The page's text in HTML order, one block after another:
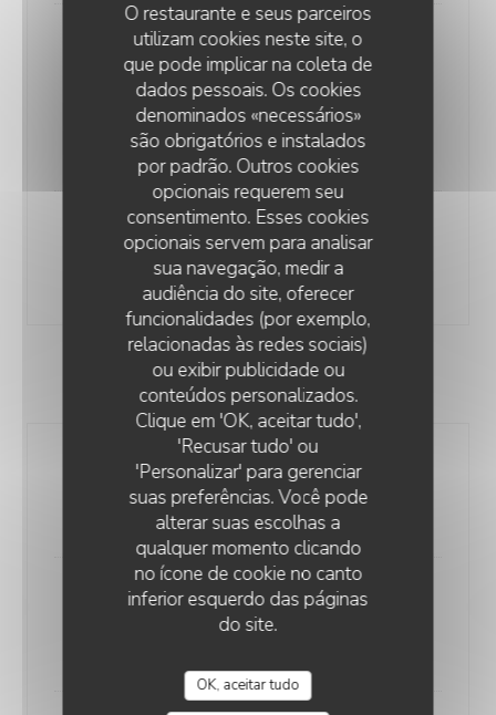
O restaurante e seus parceiros
utilizam cookies neste site, o
que pode implicar na coleta de
dados pessoais. Os cookies
denominados «necessários»
são obrigatórios e instalados
por padrão. Outros cookies
opcionais requerem seu
consentimento. Esses cookies
opcionais servem para analisar
sua navegação, medir a
audiência do site, oferecer
funcionalidades (por exemplo,
relacionadas às redes sociais)
ou exibir publicidade ou
conteúdos personalizados.
Clique em 'OK, aceitar tudo',
'Recusar tudo' ou
'Personalizar' para gerenciar
suas preferências. Você pode
alterar suas escolhas a
qualquer momento clicando
no ícone de cookie no canto
inferior esquerdo das páginas
do site.
OK, aceitar tudo
Gelati
2 boules au choix
Vanille, chocolat, fraise, pistache, stracciatella, café,
framboise, citron, fraise
8,00 EUR
Coppa sorrento
Sorbet citron arrosé de limoncello
9,00 EUR
PIZZE ROSSE
Marinara
Sauce tomate, ails & origan
10,00 EUR
Napoletana
Sauce tomate, anchois, olives taggiasche, câpres
LUISA MARIA